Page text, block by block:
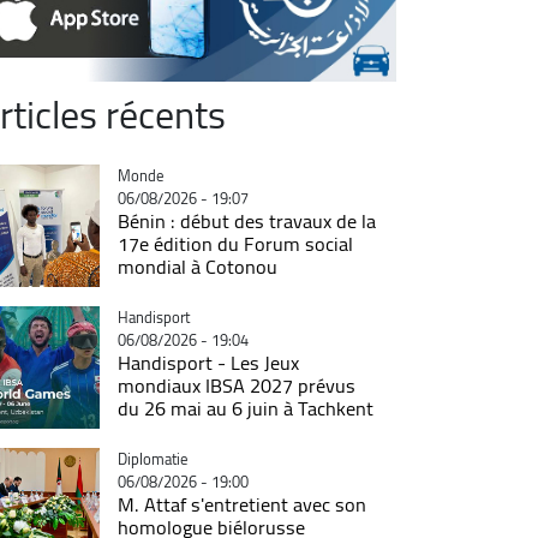
récents
Catégorie
Monde
06/08/2026 - 19:07
Bénin : début des travaux de la
17e édition du Forum social
mondial à Cotonou
Catégorie
Handisport
06/08/2026 - 19:04
Handisport - Les Jeux
mondiaux IBSA 2027 prévus
du 26 mai au 6 juin à Tachkent
Catégorie
Diplomatie
06/08/2026 - 19:00
M. Attaf s'entretient avec son
homologue biélorusse